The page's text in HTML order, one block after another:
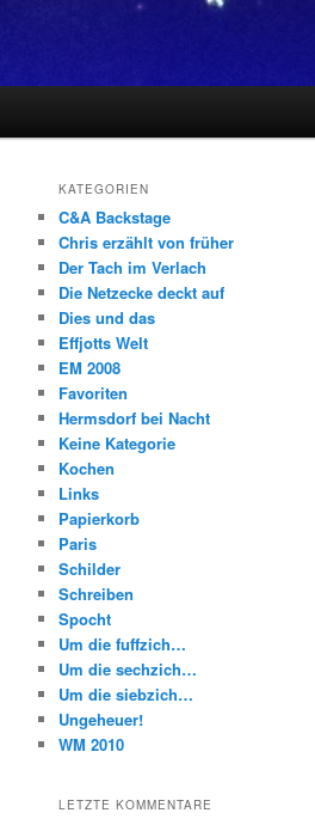
KATEGORIEN
C&A Backstage
Chris erzählt von früher
Der Tach im Verlach
Die Netzecke deckt auf
Dies und das
Effjotts Welt
EM 2008
Favoriten
Hermsdorf bei Nacht
Keine Kategorie
Kochen
Links
Papierkorb
Paris
Schilder
Schreiben
Spocht
Um die fuffzich…
Um die sechzich…
Um die siebzich…
Ungeheuer!
WM 2010
LETZTE KOMMENTARE